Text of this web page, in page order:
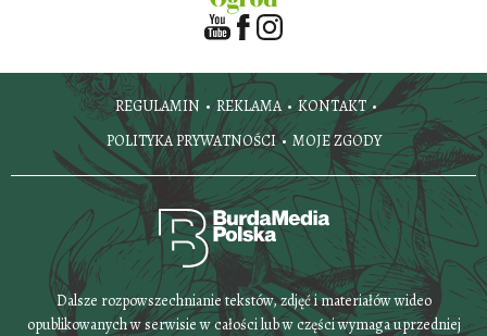
REGULAMIN REKLAMA
KONTAKT
POLITYKA PRYWATNOŚCI
MOJE ZGODY
Dalsze rozpowszechnianie tekstów, zdjęć i materiałów wideo
opublikowanych w serwisie w całości lub w części wymaga uprzedniej